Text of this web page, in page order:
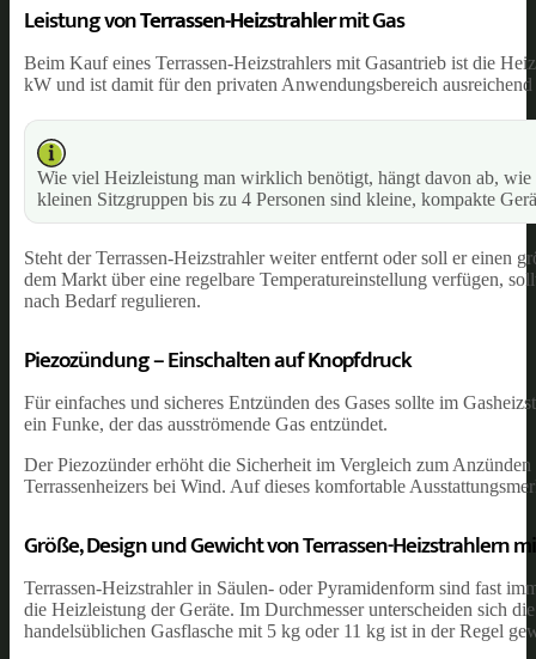
Leistung vonTerrassen-Heizstrahlermit Gas
Beim Kauf eines Terrassen-Heizstrahlers mit Gasantrieb ist die
kW und ist damit für den privaten Anwendungsbereich
Wie viel Heizleistung man wirklich benötigt, hängt davon ab,
kleinen Sitzgruppen bis zu 4 Personen sind kleine, kompakte
Steht der Terrassen-Heizstrahler weiter entfernt oder soll er einen
dem Markt über eine regelbare Temperatureinstellung verfügen,
nach Bedarf regulieren.
Piezozündung – Einschalten auf Knopfdruck
Für einfaches und sicheres Entzünden des Gases sollte im
ein Funke, der das ausströmende Gas entzündet.
Der Piezozünder erhöht die Sicherheit im Vergleich zum
Terrassenheizers bei Wind. Auf dieses komfortable
Größe, Design und Gewicht von Terrassen-Heizstrahlern
Terrassen-Heizstrahler in Säulen- oder Pyramidenform sind fast
die Heizleistung der Geräte. Im Durchmesser unterscheiden sich
handelsüblichen Gasflasche mit 5 kg oder 11 kg ist in der Regel